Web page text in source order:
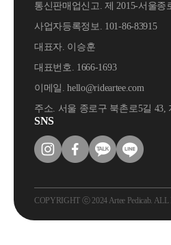
통신판매업신고. 제 2015-서울종
사업자등록정보. 101-86-83915
대표자. 이승훈
대표번호. 1666-1693
이메일. hello@rideartee.com
주소. 서울 종로구 북촌로5길 43,
SNS
COPYRIGHT ⓒ 2024 Artee Pedicab.